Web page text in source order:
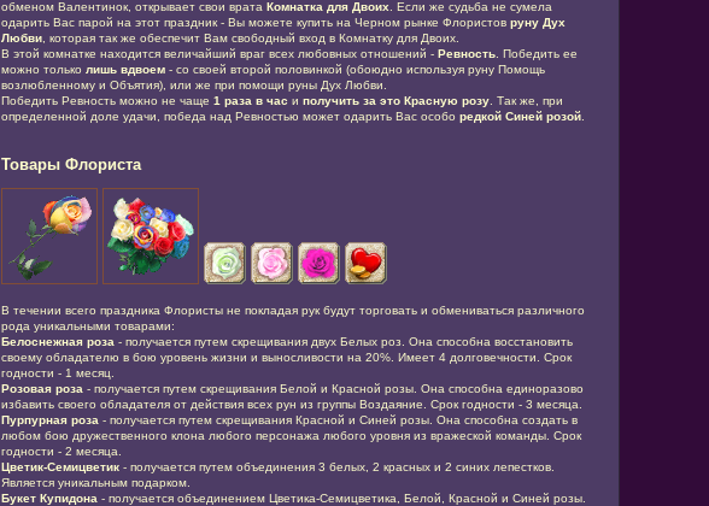
обменом Валентинок, открывает свои врата Комнатка для Двоих . Если же судьба не сумела
одарить Вас парой на этот праздник - Вы можете купить на Черном рынке Флористов руну Дух
Любви, которая так же обеспечит Вам свободный вход в Комнатку для Двоих.
В этой комнатке находится величайший враг всех любовных отношений - Ревность. Победить ее
можно только лишь вдвоем- со своей второй половинкой (обоюдно используя руну Помощь
возлюбленному и Объятия), или же при помощи руны Дух Любви.
Победить Ревность можно не чаще 1 раза в час и получить за это Красную розу. Так же, при
определенной доле удачи, победа над Ревностью может одарить Вас особо редкой Синей розой.
Товары Флориста
В течении всего праздника Флористы не покладая рук будут торговать и обмениваться различного
рода уникальными товарами:
Белоснежная роза - получается путем скрещивания двух Белых роз. Она способна восстановить
своему обладателю в бою уровень жизни и выносливости на 20%. Имеет 4 долговечности. Срок
годности - 1 месяц.
Розовая роза - получается путем скрещивания Белой и Красной розы. Она способна единоразово
избавить своего обладателя от действия всех рун из группы Воздаяние. Срок годности - 3 месяца.
Пурпурная роза - получается путем скрещивания Красной и Синей розы. Она способна создать в
любом бою дружественного клона любого персонажа любого уровня из вражеской команды. Срок
годности - 2 месяца.
Цветик-Семицветик- получается путем объединения 3 белых, 2 красных и 2 синих лепестков.
Является уникальным подарком.
Букет Купидона - получается объединением Цветика-Семицветика, Белой, Красной и Синей розы.